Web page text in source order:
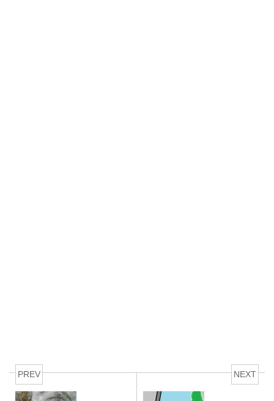
PREV NEXT